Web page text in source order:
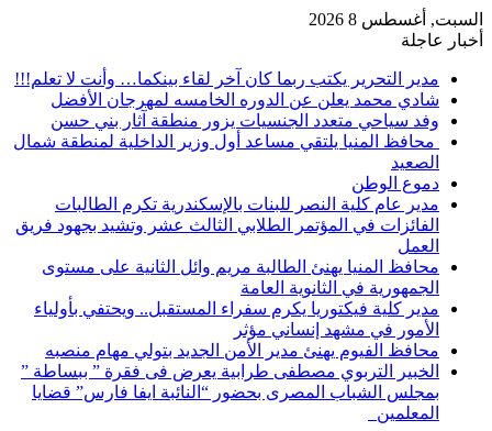
السبت, أغسطس 8 2026
أخبار عاجلة
مدير التحرير يكتب ربما كان آخر لقاء بينكما… وأنت لا تعلم!!!
شادي محمد يعلن عن الدوره الخامسه لمهرجان الأفضل
وفد سياحي متعدد الجنسيات يزور منطقة آثار بني حسن
محافظ المنيا يلتقي مساعد أول وزير الداخلية لمنطقة شمال
الصعيد
دموع الوطن
مدير عام كلية النصر للبنات بالإسكندرية تكرم الطالبات
الفائزات في المؤتمر الطلابي الثالث عشر وتشيد بجهود فريق
العمل
محافظ المنيا يهنئ الطالبة مريم وائل الثانية على مستوى
الجمهورية في الثانوية العامة
مدير كلية فيكتوريا يكرم سفراء المستقبل.. ويحتفي بأولياء
الأمور في مشهد إنساني مؤثر
محافظ الفيوم يهنئ مدير الأمن الجديد بتولي مهام منصبه
الخبير التربوي مصطفى طرابية يعرض فى فقرة ” ببساطة ”
بمجلس الشباب المصرى بحضور “النائبة ايفا فارس” قضايا
المعلمين